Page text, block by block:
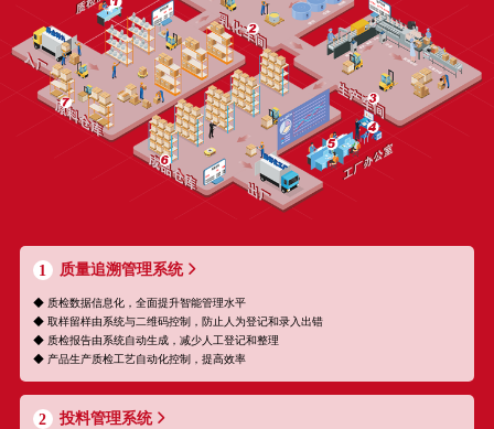
1 质量追溯管理系统
◆ 质检数据信息化，全面提升智能管理水平
◆ 取样留样由系统与二维码控制，防止人为登记和录入出错
◆ 质检报告由系统自动生成，减少人工登记和整理
◆ 产品生产质检工艺自动化控制，提高效率
2 投料管理系统